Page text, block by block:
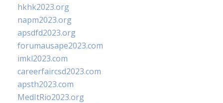
hkhk2023.org
napm2023.org
apsdfd2023.org
forumausape2023.com
imkl2023.com
careerfaircsd2023.com
apsth2023.com
MedItRio2023.org